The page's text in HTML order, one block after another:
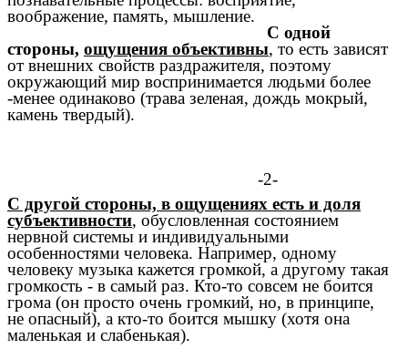
воображение, память, мышление.
С одной
стороны, ощущения объективны, то есть зависят
от внешних свойств раздражителя, поэтому
окружающий мир воспринимается людьми более
-менее одинаково (трава зеленая, дождь мокрый,
камень твердый).
-2-
С другой стороны, в ощущениях есть и доля
субъективности, обусловленная состоянием
нервной системы и индивидуальными
особенностями человека. Например, одному
человеку музыка кажется громкой, а другому такая
громкость - в самый раз. Кто-то совсем не боится
грома (он просто очень громкий, но, в принципе,
не опасный), а кто-то боится мышку (хотя она
маленькая и слабенькая).